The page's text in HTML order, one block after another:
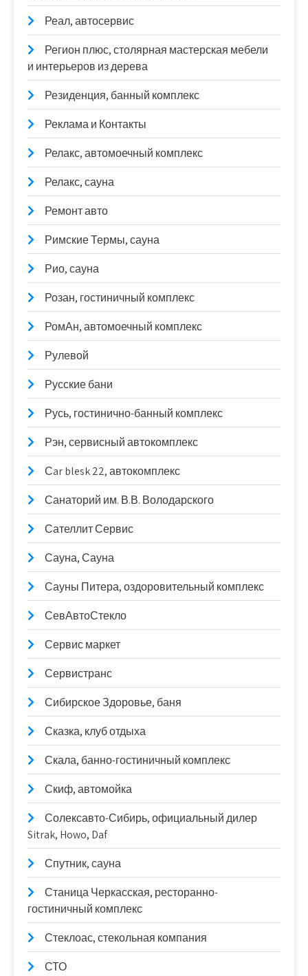
Реал, автосервис
Регион плюс, столярная мастерская мебели
и интерьеров из дерева
Резиденция, банный комплекс
Реклама и Контакты
Релакс, автомоечный комплекс
Релакс, сауна
Ремонт авто
Римские Термы, сауна
Рио, сауна
Розан, гостиничный комплекс
РомАн, автомоечный комплекс
Рулевой
Русские бани
Русь, гостинично-банный комплекс
Рэн, сервисный автокомплекс
Сar blesk 22, автокомплекс
Санаторий им. В.В. Володарского
Сателлит Сервис
Сауна, Сауна
Сауны Питера, оздоровительный комплекс
СевАвтоСтекло
Сервис маркет
Сервистранс
Сибирское Здоровье, баня
Сказка, клуб отдыха
Скала, банно-гостиничный комплекс
Скиф, автомойка
Солексавто-Сибирь, официальный дилер
Sitrak, Howo, Daf
Спутник, сауна
Станица Черкасская, ресторанно-
гостиничный комплекс
Стеклоас, стекольная компания
СТО